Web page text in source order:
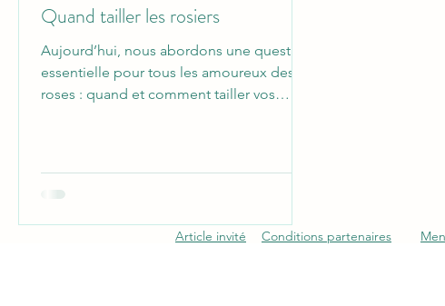
Quand tailler les rosiers
Aujourd’hui, nous abordons une question
essentielle pour tous les amoureux des
roses : quand et comment tailler vos
Conditions partenaires
Article invité